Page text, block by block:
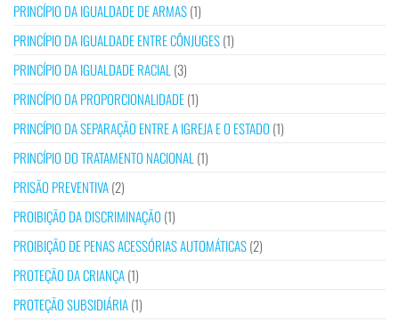
PRINCÍPIO DA IGUALDADE DE ARMAS(1)
PRINCÍPIO DA IGUALDADE ENTRE CÔNJUGES(1)
PRINCÍPIO DA IGUALDADE RACIAL (3)
PRINCÍPIO DA PROPORCIONALIDADE(1)
PRINCÍPIO DA SEPARAÇÃO ENTRE A IGREJA E O ESTADO (1)
PRINCÍPIO DO TRATAMENTO NACIONAL (1)
PRISÃO PREVENTIVA(2)
PROIBIÇÃO DA DISCRIMINAÇÃO (1)
PROIBIÇÃO DE PENAS ACESSÓRIAS AUTOMÁTICAS(2)
PROTEÇÃO DA CRIANÇA(1)
PROTEÇÃO SUBSIDIÁRIA(1)